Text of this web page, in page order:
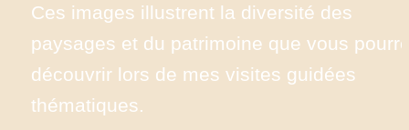
Ces images illustrent la diversité des
paysages et du patrimoine que vous
découvrir lors de mes visites guidées
thématiques.